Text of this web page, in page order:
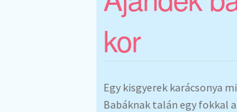
kor
Egy kisgyerek karácsonya
Babáknak talán egy fokkal